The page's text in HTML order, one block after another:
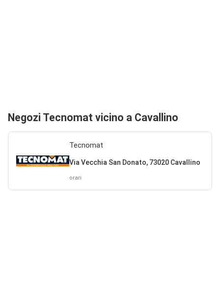
Negozi Tecnomat vicino a Cavallino
Tecnomat
Via Vecchia San Donato, 73020 Cavallino
orari